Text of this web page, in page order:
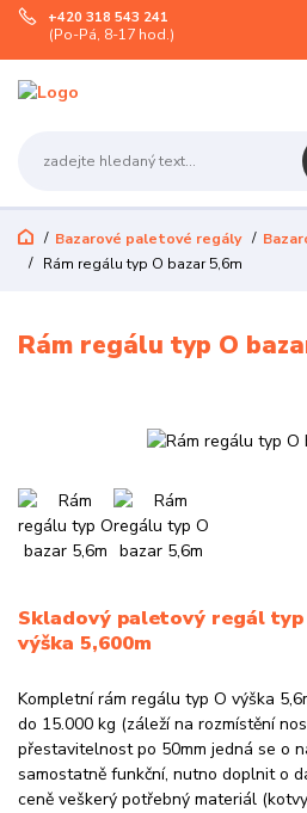
+420 318 543 241
(Po-Pá, 8-17 hod.)
Bazarové paletové regály
Rám regálu typ O bazar 5,6m
Rám regálu typ O
Skladový paletový regál
výška 5,600m
Kompletní rám regálu typ O výška
do 15.000 kg (záleží na rozmístění
přestavitelnost po 50mm jedná se o
samostatně funkční, nutno doplnit o
ceně veškerý potřebný materiál